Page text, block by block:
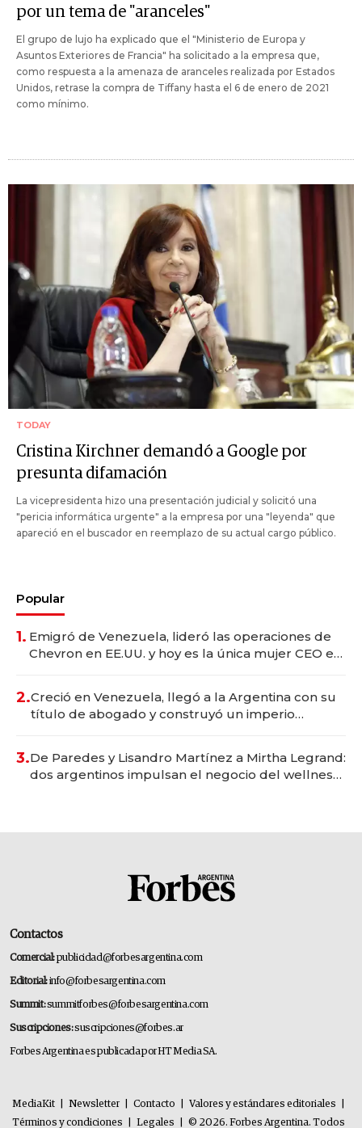
por un tema de "aranceles"
El grupo de lujo ha explicado que el "Ministerio de Europa y
Asuntos Exteriores de Francia" ha solicitado a la empresa que,
como respuesta a la amenaza de aranceles realizada por Estados
Unidos, retrase la compra de Tiffany hasta el 6 de enero de 2021
como mínimo.
TODAY
Cristina Kirchner demandó a Google por
presunta difamación
La vicepresidenta hizo una presentación judicial y solicitó una
"pericia informática urgente" a la empresa por una "leyenda" que
apareció en el buscador en reemplazo de su actual cargo público.
Popular
1. Emigró de Venezuela, lideró las operaciones de
Chevron en EE.UU. y hoy es la única mujer CEO en
2.Creció en Venezuela, llegó a la Argentina con su
título de abogado y construyó un imperio
3.De Paredes y Lisandro Martínez a Mirtha Legrand:
dos argentinos impulsan el negocio del wellness
Contactos
Comercial:publicidad@forbesargentina.com
Editorial:info@forbesargentina.com
Summit:summitforbes@forbesargentina.com
Suscripciones:suscripciones@forbes.ar
Forbes Argentina es publicada por HT Media SA.
MediaKit Newsletter Contacto Valores y estándares editoriales
Términos y condiciones
Legales © 2026. Forbes Argentina. Todos